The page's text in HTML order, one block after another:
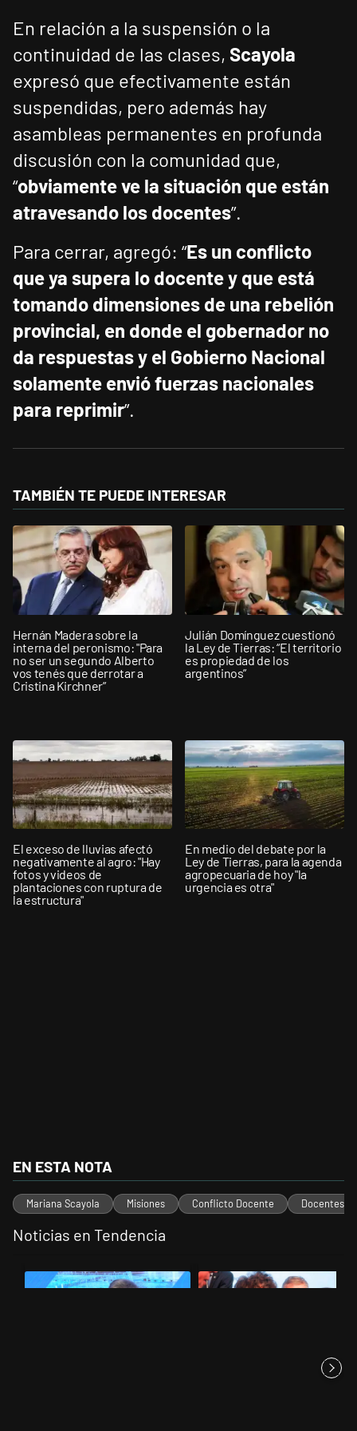
En relación a la suspensión o la
continuidad de las clases, Scayola
expresó que efectivamente están
suspendidas, pero además hay
asambleas permanentes en profunda
discusión con la comunidad que,
“obviamente ve la situación que están
atravesando los docentes”.
Para cerrar, agregó: “Es un conflicto
que ya supera lo docente y que está
tomando dimensiones de una rebelión
provincial, en donde el gobernador no
da respuestas y el Gobierno Nacional
solamente envió fuerzas nacionales
para reprimir”.
TAMBIÉN TE PUEDE INTERESAR
Hernán Madera sobre la
interna del peronismo: "Para
no ser un segundo Alberto
vos tenés que derrotar a
Cristina Kirchner”
Julián Domínguez cuestionó
la Ley de Tierras: “El territorio
es propiedad de los
argentinos”
El exceso de lluvias afectó
negativamente al agro: "Hay
fotos y videos de
plantaciones con ruptura de
la estructura"
En medio del debate por la
Ley de Tierras, para la agenda
agropecuaria de hoy "la
urgencia es otra"
EN ESTA NOTA
Mariana Scayola Misiones Conflicto Docente Docentes
Noticias en Tendencia
Un artículo de tendencia con el título "El Banco Central no pudo
Un artículo de tendencia con el